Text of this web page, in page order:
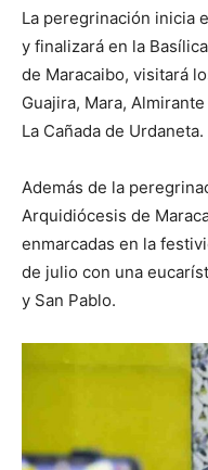
La peregrinación inicia
y finalizará en la
de Maracaibo, visitará
Guajira, Mara,
La Cañada de Urdaneta.
Además de la
Arquidiócesis de
enmarcadas en la
de julio con una
y San Pablo.